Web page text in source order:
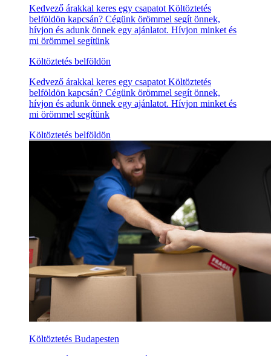
Kedvező árakkal keres egy csapatot Költöztetés
belföldön kapcsán? Cégünk örömmel segít önnek,
hívjon és adunk önnek egy ajánlatot. Hívjon minket és
mi örömmel segítünk
Költöztetés belföldön
Kedvező árakkal keres egy csapatot Költöztetés
belföldön kapcsán? Cégünk örömmel segít önnek,
hívjon és adunk önnek egy ajánlatot. Hívjon minket és
mi örömmel segítünk
Költöztetés belföldön
Költöztetés Budapesten